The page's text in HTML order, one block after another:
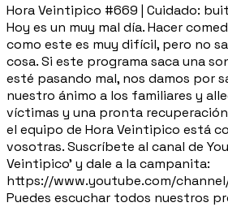
Hora Veintipico #669 | Cuidado:
Hoy es un muy mal día. Hacer
como este es muy difícil, pero no
cosa. Si este programa saca una
esté pasando mal, nos damos por
nuestro ánimo a los familiares y
víctimas y una pronta
el equipo de Hora Veintipico está
vosotras. Suscríbete al canal de
Veintipico' y dale a la campanita:
https://www.youtube.com/
Puedes escuchar todos nuestros